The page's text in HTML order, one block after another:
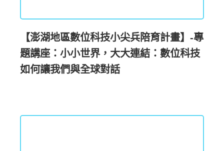
【澎湖地區數位科技小尖兵陪育計畫】-專
題講座：小小世界，大大連結：數位科技
如何讓我們與全球對話